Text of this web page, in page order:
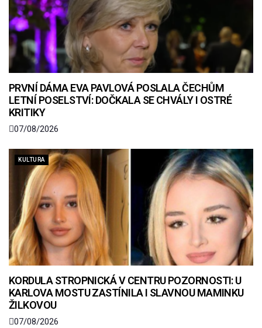
PRVNÍ DÁMA EVA PAVLOVÁ POSLALA ČECHŮM
LETNÍ POSELSTVÍ: DOČKALA SE CHVÁLY I OSTRÉ
KRITIKY
07/08/2026
KULTURA
KORDULA STROPNICKÁ V CENTRU POZORNOSTI: U
KARLOVA MOSTU ZASTÍNILA I SLAVNOU MAMINKU
ŽILKOVOU
07/08/2026